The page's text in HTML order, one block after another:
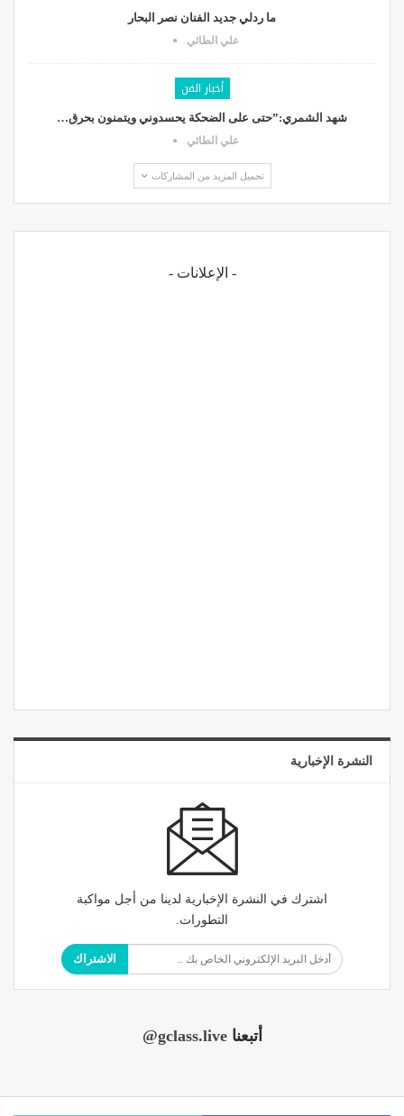
ما ردلي جديد الفنان نصر البحار
علي الطائي
أخبار الفن
شهد الشمري:”حتى على الضحكة يحسدوني ويتمنون بحرق…
علي الطائي
تحميل المزيد من المشاركات
- الإعلانات -
النشرة الإخبارية
اشترك في النشرة الإخبارية لدينا من أجل مواكبة
التطورات.
الاشتراك
أتبعنا@gclass.live